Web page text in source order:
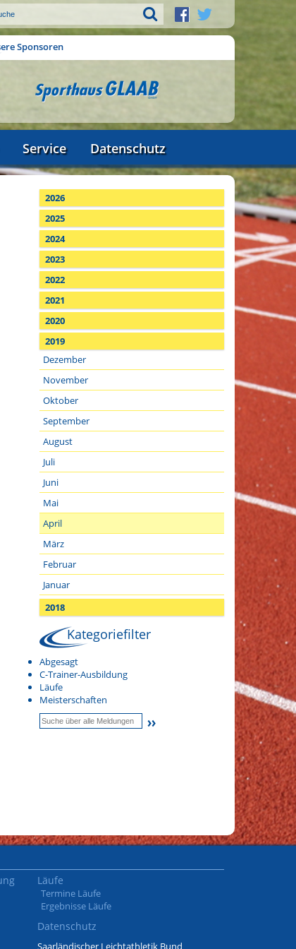
Sponsoren
Service Datenschutz
2026
2025
2024
2023
2022
2021
2020
2019
Dezember
November
Oktober
September
August
Juli
Juni
Mai
April
März
Februar
Januar
2018
Kategoriefilter
Abgesagt
C-Trainer-Ausbildung
Läufe
Meisterschaften
Läufe
Termine Läufe
Ergebnisse Läufe
Datenschutz
Saarländischer Leichtathletik Bund